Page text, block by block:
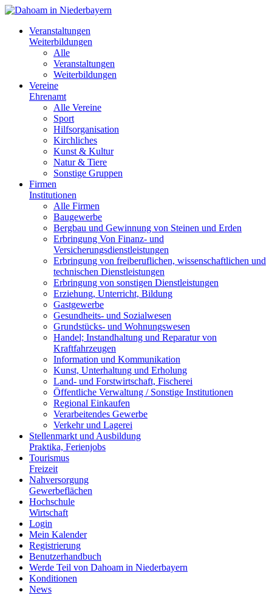
Veranstaltungen
Weiterbildungen
Alle
Veranstaltungen
Weiterbildungen
Vereine
Ehrenamt
Alle Vereine
Sport
Hilfsorganisation
Kirchliches
Kunst & Kultur
Natur & Tiere
Sonstige Gruppen
Firmen
Institutionen
Alle Firmen
Baugewerbe
Bergbau und Gewinnung von Steinen und Erden
Erbringung Von Finanz- und
Versicherungsdienstleistungen
Erbringung von freiberuflichen, wissenschaftlichen und
technischen Dienstleistungen
Erbringung von sonstigen Dienstleistungen
Erziehung, Unterricht, Bildung
Gastgewerbe
Gesundheits- und Sozialwesen
Grundstücks- und Wohnungswesen
Handel; Instandhaltung und Reparatur von
Kraftfahrzeugen
Information und Kommunikation
Kunst, Unterhaltung und Erholung
Land- und Forstwirtschaft, Fischerei
Öffentliche Verwaltung / Sonstige Institutionen
Regional Einkaufen
Verarbeitendes Gewerbe
Verkehr und Lagerei
Stellenmarkt und Ausbildung
Praktika, Ferienjobs
Tourismus
Freizeit
Nahversorgung
Gewerbeflächen
Hochschule
Wirtschaft
Login
Mein Kalender
Registrierung
Benutzerhandbuch
Werde Teil von Dahoam in Niederbayern
Konditionen
News